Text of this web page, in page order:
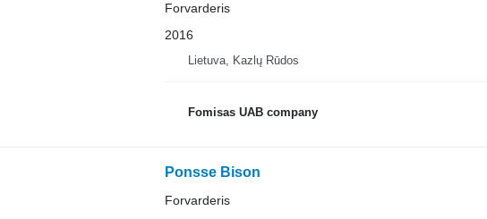
Forvarderis
2016
Lietuva, Kazlų Rūdos
Fomisas UAB company
Ponsse Bison
Forvarderis